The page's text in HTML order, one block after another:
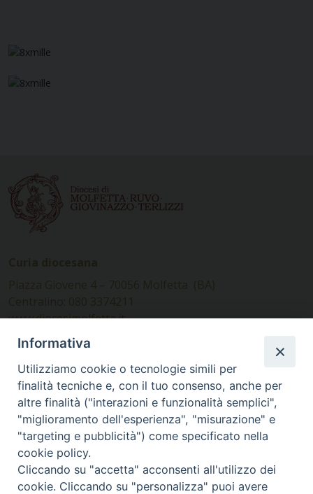
www.diocesimolfetta.it –
diocesimolfetta@pec.chiesacattolica.it
Ufficio Comunicazioni sociali
Piazza Giovene 4 – 70056 Molfetta (BA)
comunicazionisociali@diocesimolfetta.it
SEGUICI SU
Informativa
Utilizziamo cookie o tecnologie simili per
finalità tecniche e, con il tuo consenso, anche per
altre finalità ("interazioni e funzionalità semplici",
"miglioramento dell'esperienza", "misurazione" e
"targeting e pubblicità") come specificato nella
cookie policy.
Cliccando su "accetta" acconsenti all'utilizzo dei
cookie. Cliccando su "personalizza" puoi avere